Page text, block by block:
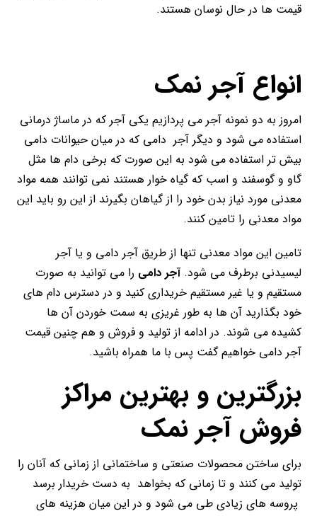
قیمت ها در حال نوسان هستند.
انواع آجر نمک
امروز به دو نمونه آجر می پردازیم یکی آجر که در ماساژ درمانی
استفاده می شود و دیگر آجر دامی که در میان حیوانات دامی
بیش تر استفاده می شود به این صورت که برخی دام ها مثل
گاو و گوسفند و اسب که گیاه خوار هستند نمی توانند همه مواد
معدنی مورد نیاز بدن خود را از گیاهان بگیرند از این رو باید این
مواد معدنی را تامین کنند.
تامین این مواد معدنی تنها از طریق آجر دامی و یا آجر
لیسیدنی برطرف می شود.آجر دامی را می توانید به صورت
مستقیم و یا غیر مستقیم خریداری کنید و در دسترس دام های
خود بگذارید آن ها به طور غریزی به سمت خوردن آن ها
کشیده می شوند. در ادامه از تولید و فروش و هم چنین قیمت
آجر دامی خواهیم گفت پس با ما همراه باشید.
بزرگترین و بهترین مراکز
فروش آجر نمک
برای ساختن محصولات صنعتی و ساختمانی از زمانی که آنان را
تولید می کنند و تا زمانی که بخواهد به دست خریدار برسد
پروسه های زیادی طی می شود و در این میان هزینه های